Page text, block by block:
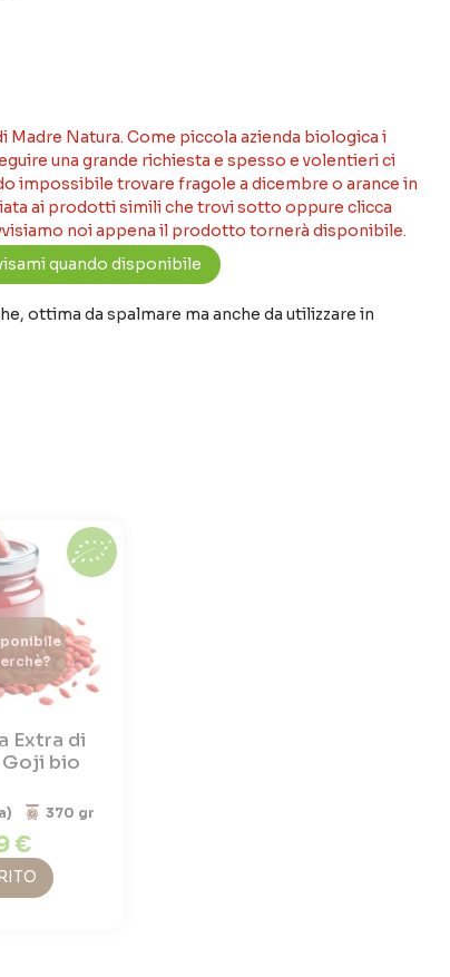
Natura. Come piccola azienda biologica i
una grande richiesta e spesso e volentieri ci
impossibile trovare fragole a dicembre o arance in
ai prodotti simili che trovi sotto oppure clicca
noi appena il prodotto tornerà disponibile.
ottima da spalmare ma anche da utilizzare in
Extra di
Goji bio
370 gr
€